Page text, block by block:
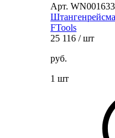
Арт.
FTools
25 116 / шт
руб.
1 шт